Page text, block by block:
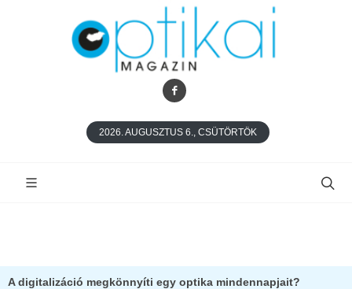
2026. AUGUSZTUS 6., CSÜTÖRTÖK
A digitalizáció megkönnyíti egy optika mindennapjait?